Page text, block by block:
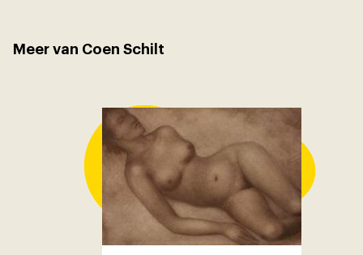
Meer van Coen Schilt